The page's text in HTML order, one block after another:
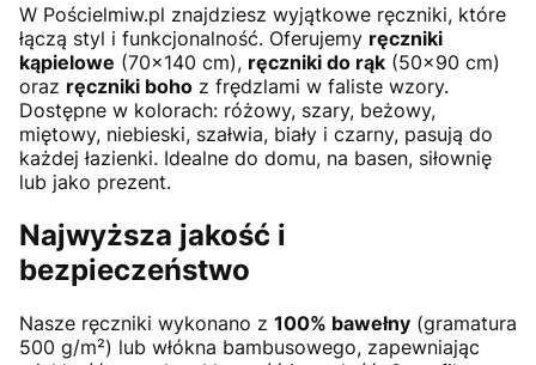
W Pościelmiw.pl znajdziesz wyjątkowe ręczniki, które
łączą styl i funkcjonalność. Oferujemy ręczniki
kąpielowe (70x140 cm), ręczniki do rąk (50x90 cm)
oraz ręczniki boho z frędzlami w faliste wzory.
Dostępne w kolorach: różowy, szary, beżowy,
miętowy, niebieski, szałwia, biały i czarny, pasują do
każdej łazienki. Idealne do domu, na basen, siłownię
lub jako prezent.
Najwyższa jakość i
bezpieczeństwo
Nasze ręczniki wykonano z 100% bawełny (gramatura
500 g/m²) lub włókna bambusowego, zapewniając